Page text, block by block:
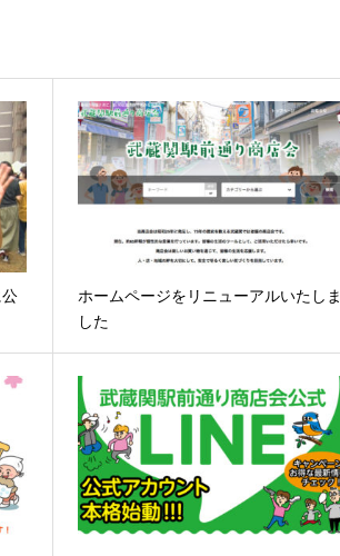
ホームページをリニューアルいたしま
した